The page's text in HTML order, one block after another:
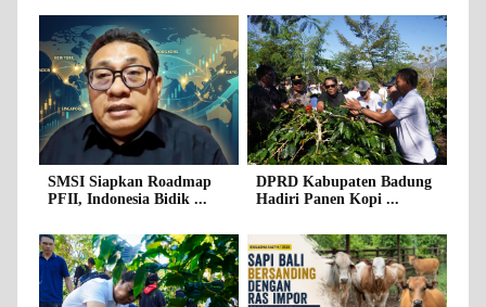
SMSI Siapkan Roadmap
PFII, Indonesia Bidik ...
DPRD Kabupaten Badung
Hadiri Panen Kopi ...